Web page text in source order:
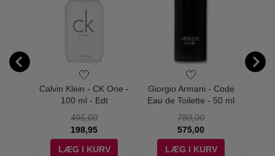
Calvin Klein - CK One -
100 ml - Edt
495,00
198,95
LÆG I KURV
Giorgio Armani - Code
Eau de Toilette - 50 ml
780,00
575,00
LÆG I KURV